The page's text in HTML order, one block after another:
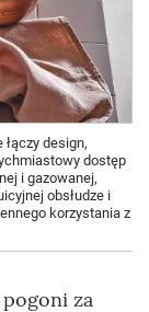
design,
dostęp
i gazowanej,
obsłudze i
korzystania z
za